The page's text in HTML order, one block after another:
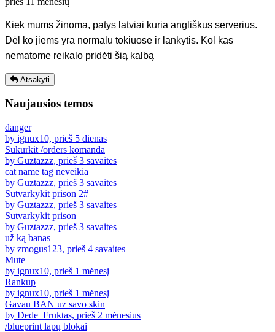
Kiek mums žinoma, patys latviai kuria angliškus serverius.
Dėl ko jiems yra normalu tokiuose ir lankytis. Kol kas
nematome reikalo pridėti šią kalbą
Atsakyti
Naujausios temos
danger
by ignux10, prieš 5 dienas
Sukurkit /orders komanda
by Guztazzz, prieš 3 savaites
cat name tag neveikia
by Guztazzz, prieš 3 savaites
Sutvarkykit prison 2#
by Guztazzz, prieš 3 savaites
Sutvarkykit prison
by Guztazzz, prieš 3 savaites
už ką banas
by zmogus123, prieš 4 savaites
Mute
by ignux10, prieš 1 mėnesį
Rankup
by ignux10, prieš 1 mėnesį
Gavau BAN uz savo skin
by Dede_Fruktas, prieš 2 mėnesius
/blueprint lapų blokai